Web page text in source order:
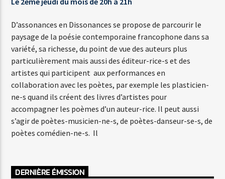
D’assonances en Dissonances se propose de parcourir le
paysage de la poésie contemporaine francophone dans sa
variété, sa richesse, du point de vue des auteurs plus
particulièrement mais aussi des éditeur-rice-s et des
artistes qui participent aux performances en
collaboration avec les poètes, par exemple les plasticien-
ne-s quand ils créent des livres d’artistes pour
accompagner les poèmes d’un auteur-rice. Il peut aussi
s’agir de poètes-musicien-ne-s, de poètes-danseur-se-s, de
poètes comédien-ne-s. Il
DERNIÈRE ÉMISSION